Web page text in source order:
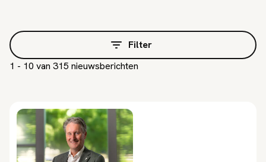
Filter
1 - 10 van 315 nieuwsberichten